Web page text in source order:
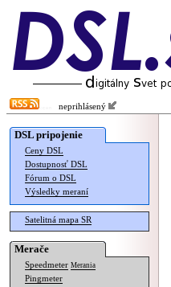
neprihlásený
DSL pripojenie
Ceny DSL
Dostupnosť DSL
Fórum o DSL
Výsledky meraní
Satelitná mapa SR
Merače
Speedmeter Merania
Pingmeter